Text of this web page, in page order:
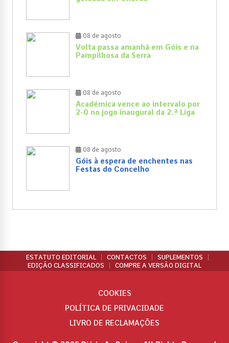
08 de agosto
Volta passa amanhã em Góis e na
Pampilhosa da Serra
08 de agosto
Académica vence ao intervalo por
2-0 no jogo inaugural da 2.ª Liga
08 de agosto
Góis à espera de enchentes nas
Festas do Concelho
ESTATUTO EDITORIAL CONTACTOS
SUPLEMENTOS
EDIÇÃO CLASSIFICADOS
COMPRE A VERSÃO DIGITAL
COOKIES
POLÍTICA DE PRIVACIDADE
LIVRO DE RECLAMAÇÕES